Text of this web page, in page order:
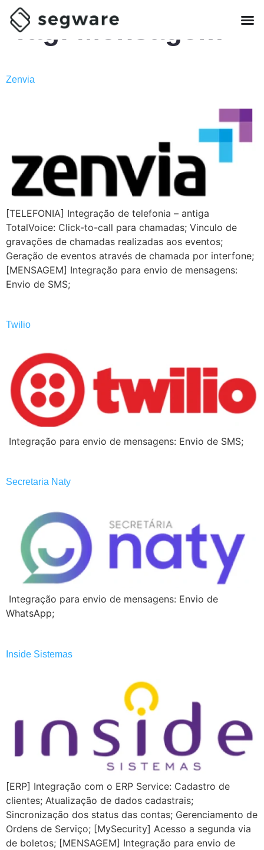
Tag:Mensagem
Zenvia
[TELEFONIA] Integração de telefonia – antiga
TotalVoice: Click-to-call para chamadas; Vinculo de
gravações de chamadas realizadas aos eventos;
Geração de eventos através de chamada por interfone;
[MENSAGEM] Integração para envio de mensagens:
Envio de SMS;
Twilio
Integração para envio de mensagens: Envio de SMS;
Secretaria Naty
Integração para envio de mensagens: Envio de
WhatsApp;
Inside Sistemas
[ERP] Integração com o ERP Service: Cadastro de
clientes; Atualização de dados cadastrais;
Sincronização dos status das contas; Gerenciamento de
Ordens de Serviço; [MySecurity] Acesso a segunda via
de boletos; ​[MENSAGEM] Integração para envio de